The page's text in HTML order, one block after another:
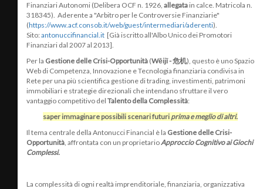
Finanziari Autonomi (Delibera OCF n. 1926, allegata in calce. Matricola n.
318345). Aderente a "Arbitro per le Controversie Finanziarie"
(https://www.acf.consob.it/web/guest/intermediari/aderenti).
Sito: antonuccifinancial.it [Già iscritto all'Albo Unico dei Promotori
Finanziari dal 2007 al 2013].
Per la Gestione delle Crisi-Opportunità (Wēijī - 危机), questo è uno Spazio
Web di Competenza, Innovazione e Tecnologia finanziaria condivisa in
Rete per una più scientifica gestione di trading, investimenti, patrimoni
immobiliari e strategie direzionali che intendano sfruttare il vero
vantaggio competitivo del Talento della Complessità:
saper immaginare possibili scenari futuri prima e meglio di altri.
Il tema centrale della Antonucci Financial è la Gestione delle Crisi-
Opportunità, affrontata con un proprietarioApproccio Cognitivo ai Giochi
Complessi.
La complessità di ogni realtà imprenditoriale, finanziaria, organizzativa